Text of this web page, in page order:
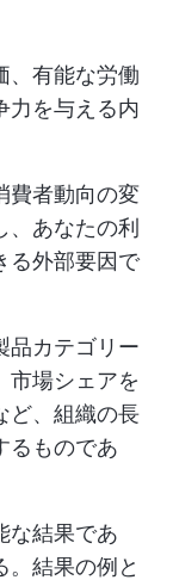
、有能な労働
力を与える内
費者動向の変
あなたの利
る外部要因で
品カテゴリー
市場シェアを
ど、組織の長
るものであ
な結果であ
。結果の例と